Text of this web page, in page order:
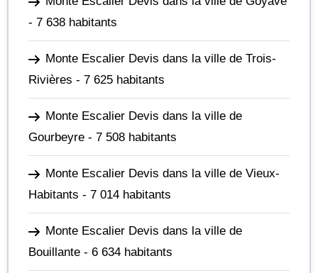
- 7 638 habitants
Monte Escalier Devis dans la ville de Trois-
Rivières - 7 625 habitants
Monte Escalier Devis dans la ville de
Gourbeyre - 7 508 habitants
Monte Escalier Devis dans la ville de Vieux-
Habitants - 7 014 habitants
Monte Escalier Devis dans la ville de
Bouillante - 6 634 habitants